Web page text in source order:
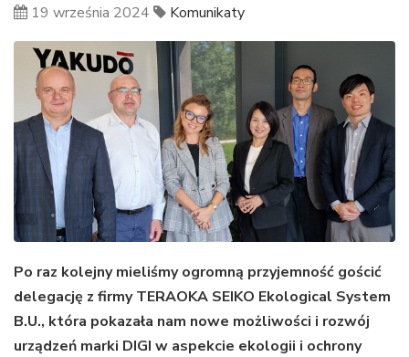
19 września 2024 Komunikaty
Po raz kolejny mieliśmy ogromną przyjemność gościć
delegację z firmy TERAOKA SEIKO Ekological System
B.U., która pokazała nam nowe możliwości i rozwój
urządzeń marki DIGI w aspekcie ekologii i ochrony